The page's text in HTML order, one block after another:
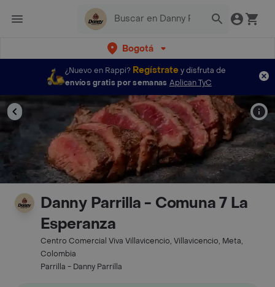
Bogotá
¿Nuevo en Rappi? Regístratey disfruta de
envíos gratis por semanas Aplican TyC
Danny Parrilla - Comuna 7 La
Esperanza
Centro Comercial Viva Villavicencio, Villavicencio, Meta,
Colombia
Parrilla - Danny Parrilla